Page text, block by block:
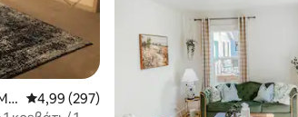
Μέση βαθμολογία: 4,99 στα 5, 297 κριτικές
4,99 (297)